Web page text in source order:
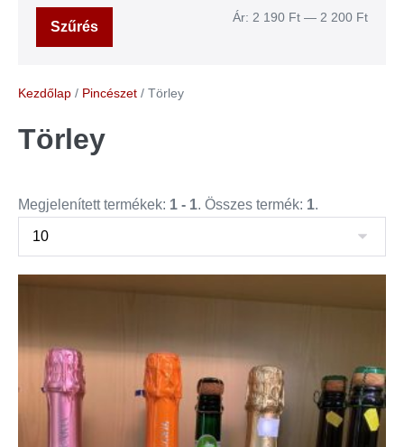
Szűrés
Ár: 2 190 Ft — 2 200 Ft
Kezdőlap / Pincészet / Törley
Törley
Megjelenített termékek: 1 - 1. Összes termék: 1.